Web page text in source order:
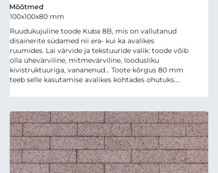
Mõõtmed
100x100x80 mm
Ruudukujuline toode Kuba 8B, mis on vallutanud
disainerite südamed nii era- kui ka avalikes
ruumides. Lai värvide ja tekstuuride valik: toode võib
olla ühevärviline, mitmevärviline, loodusliku
kivistruktuuriga, vananenud… Toote kõrgus 80 mm
teeb selle kasutamise avalikes kohtades ohutuks....